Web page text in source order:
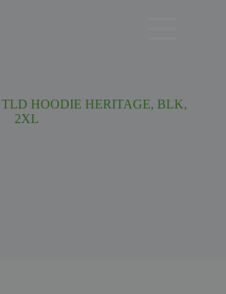
HOODIE HERITAGE, BLK,
2XL